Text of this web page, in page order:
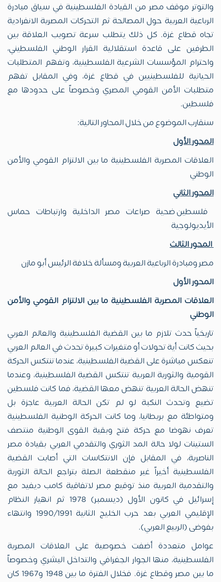
والتوتر موقف مصر من القيادة الفلسطينية في سياق مبادرة
الرباعية العربية حول المصالحة ثم التحركات المصرية الانفرادية
تجاه قطاع غزة. كل ذلك يتطلب سرعة تصويب العلاقة بين
الطرفين على قاعدة استقلالية القرار الوطني الفلسطيني،
واحترام المؤسسات الشرعية الفلسطينية، وتفهم المتطلبات
الحياتية للفلسطينيين في قطاع غزة، وفي المقابل تفهم
متطلبات الأمن القومي المصري وخصوصاً على حدودها مع
فلسطين.
سنقارب الموضوع من خلال المحاور التالية:
المحور الأول
العلاقات المصرية الفلسطينية ما بين الالتزام القومي والأمن
الوطني
المحور الثاني
فلسطين ضحية صراعات مصر الداخلية وارتباطات حماس
الأيديولوجية
المحور الثالث
مصر ومبادرة الرباعية العربية ومسألة خلافة الرئيس أبو مازن
المحور الأول
العلاقات المصرية الفلسطينية ما بين الالتزام القومي والأمن
الوطني
تاريخياً حدث تلازم ما بين القضية الفلسطينية والعالم العربي
بحيث كانت أية تحولات أو متغيرات كبيرة تحدث في العالم العربي
تنعكس مباشرة على القضية الفلسطينية، عندما تنتكس الحركة
القومية والثورية العربية تنتكس القضية الفلسطينية، وعندما
تنهض الحالة العربية تنهض معها القضية، فما كانت فلسطين
تضيع وتحدث النكبة لو لم تكن الحالة العربية عاجزة بل
ومتواطئة مع بريطانيا، وما كانت الحركة الوطنية الفلسطينية
تعرف نهوضا مع حركة فتح وبقية القوى الوطنية منتصف
الستينات لولا حالة المد الثوري والتقدمي العربي بقيادة مصر
الناصرية، في المقابل فإن الانتكاسات التي أصابت القضية
الفلسطينية أخيراً غير منقطعة الصلة بتراجع الحالة الثورية
والتقدمية العربية منذ توقيع مصر لاتفاقية كامب ديفيد مع
إسرائيل في كانون الأول (ديسمبر) 1978 ثم انهيار النظام
الإقليمي العربي بعد حرب الخليج الثانية 1990/1991 وانتهاء
بفوضى (الربيع العربي).
عوامل متعددة أضفت خصوصية على العلاقات المصرية
الفلسطينية، منها الجوار الجغرافي والتداخل البشري وخصوصاً
ما بين مصر وقطاع غزة. فخلال الفترة ما بين 1948 و1967 كان